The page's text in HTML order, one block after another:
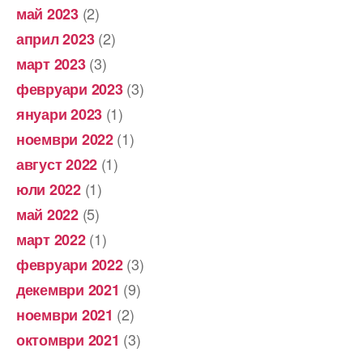
май 2023(2)
април 2023(2)
март 2023(3)
февруари 2023(3)
януари 2023 (1)
ноември 2022(1)
август 2022 (1)
юли 2022(1)
май 2022(5)
март 2022(1)
февруари 2022(3)
декември 2021 (9)
ноември 2021 (2)
октомври 2021 (3)